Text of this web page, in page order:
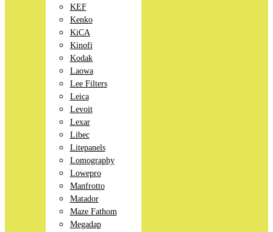
KEF
Kenko
KiCA
Kinofi
Kodak
Laowa
Lee Filters
Leica
Levoit
Lexar
Libec
Litepanels
Lomography
Lowepro
Manfrotto
Matador
Maze Fathom
Megadap